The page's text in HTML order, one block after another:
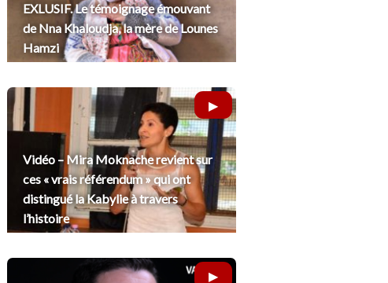
EXLUSIF. Le témoignage émouvant
de Nna Khaloudja, la mère de Lounes
Hamzi
Vidéo – Mira Moknache revient sur
ces « vrais référendum » qui ont
distingué la Kabylie à travers
l’histoire